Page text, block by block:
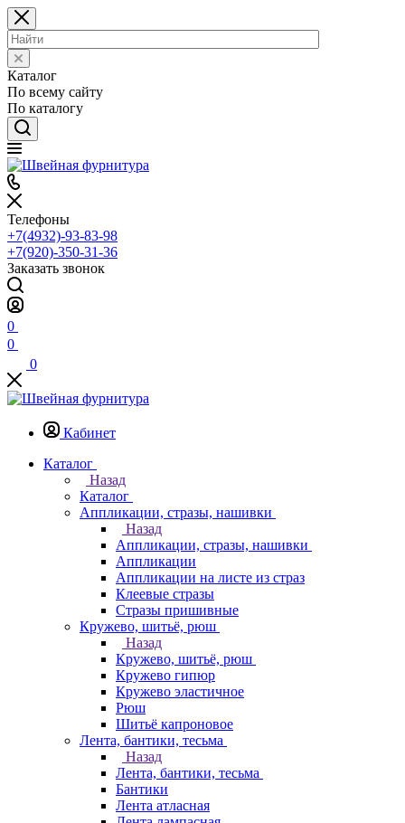
Каталог
По всему сайту
По каталогу
Телефоны
+7(4932)-93-83-98
+7(920)-350-31-36
Заказать звонок
0
0
0
Кабинет
Каталог
Назад
Каталог
Аппликации, стразы, нашивки
Назад
Аппликации, стразы, нашивки
Аппликации
Аппликации на листе из страз
Клеевые стразы
Стразы пришивные
Кружево, шитьё, рюш
Назад
Кружево, шитьё, рюш
Кружево гипюр
Кружево эластичное
Рюш
Шитьё капроновое
Лента, бантики, тесьма
Назад
Лента, бантики, тесьма
Бантики
Лента атласная